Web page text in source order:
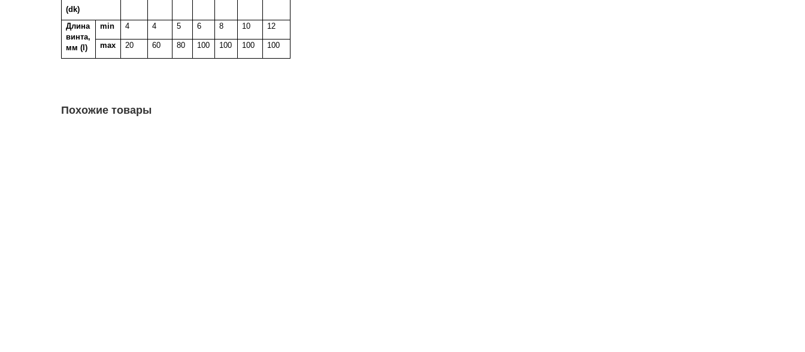
(dk)
Длина
винта,
мм (l)
min 4 4 5 6 8 10 12
max 20 60 80 100 100 100 100
Похожие товары